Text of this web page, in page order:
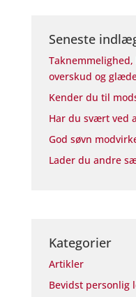
Seneste
overskud og
Kender du til
Har du svært ved
God søvn
Lader du andre
Kategorier
Artikler
Bevidst personlig